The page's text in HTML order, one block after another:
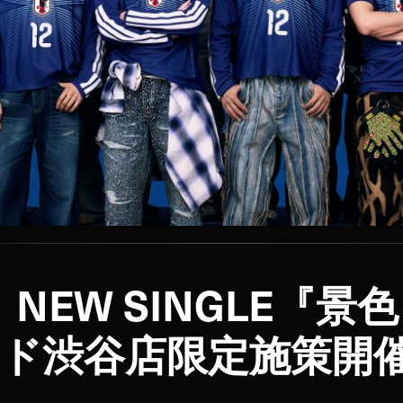
NEW SINGLE『景
渋谷店限定施策開